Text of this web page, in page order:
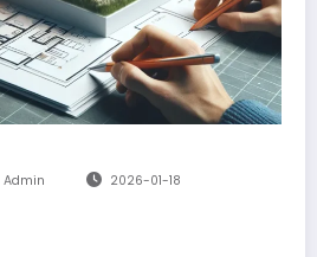
Admin 2026-01-18